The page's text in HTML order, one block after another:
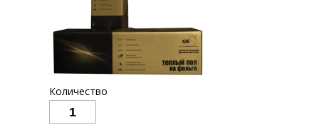
Количество